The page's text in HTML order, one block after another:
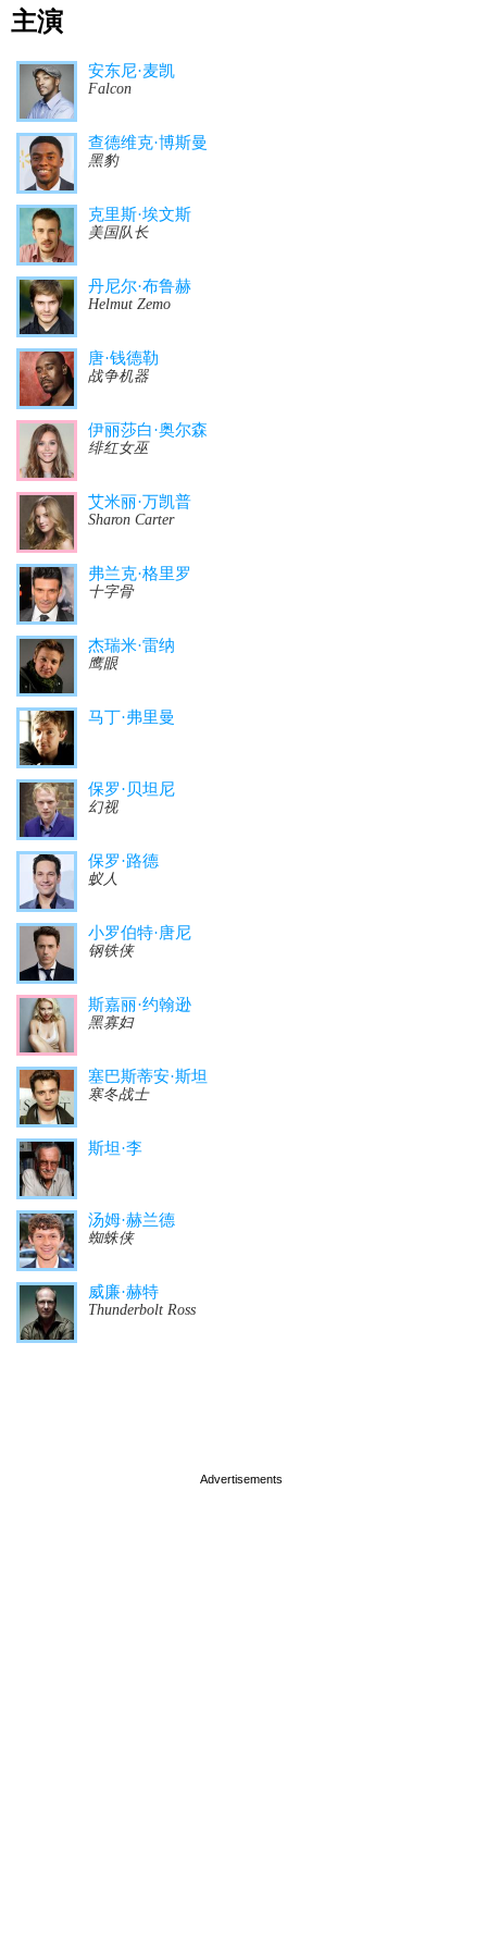
主演
安东尼·麦凯
Falcon
查德维克·博斯曼
黑豹
克里斯·埃文斯
美国队长
丹尼尔·布鲁赫
Helmut Zemo
唐·钱德勒
战争机器
伊丽莎白·奥尔森
绯红女巫
艾米丽·万凯普
Sharon Carter
弗兰克·格里罗
十字骨
杰瑞米·雷纳
鹰眼
马丁·弗里曼
保罗·贝坦尼
幻视
保罗·路德
蚁人
小罗伯特·唐尼
钢铁侠
斯嘉丽·约翰逊
黑寡妇
塞巴斯蒂安·斯坦
寒冬战士
斯坦·李
汤姆·赫兰德
蜘蛛侠
威廉·赫特
Thunderbolt Ross